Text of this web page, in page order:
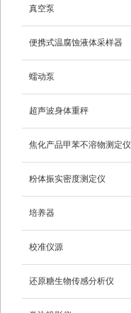
真空泵
便携式温腐蚀液体采样器
蠕动泵
超声波身体重秤
焦化产品甲苯不溶物测定仪
粉体振实密度测定仪
培养器
校准仪源
还原糖生物传感分析仪